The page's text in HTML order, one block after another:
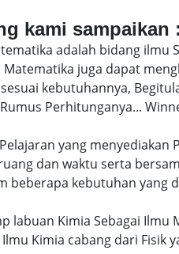
kami sampaikan :
adalah bidang ilmu
juga dapat
kebutuhannya,
Perhitunganya...
yang
dan waktu serta
beberapa kebutuhan yang
labuan Kimia Sebagai
Kimia cabang dari Fisik